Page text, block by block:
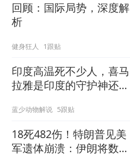
回顾：国际局势，深度解
析
健身狂人 1跟贴
印度高温死不少人，喜马
拉雅是印度的守护神还是
蓝少动物解说 5跟贴
18死482伤！特朗普见美
军遗体崩溃：伊朗将数倍